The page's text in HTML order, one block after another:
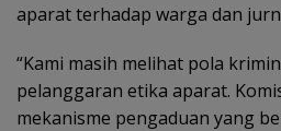
aparat terhadap warga dan
“Kami masih melihat pola
pelanggaran etika aparat.
mekanisme pengaduan yang